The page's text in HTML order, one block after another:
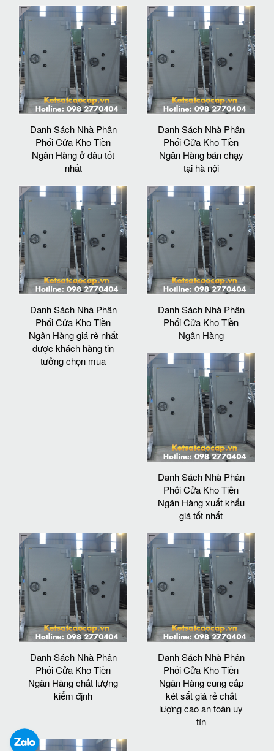
Danh Sách Nhà Phân
Phối Cửa Kho Tiền
Ngân Hàng ở đâu tốt
nhất
Danh Sách Nhà Phân
Phối Cửa Kho Tiền
Ngân Hàng bán chạy
tại hà nội
Danh Sách Nhà Phân
Phối Cửa Kho Tiền
Ngân Hàng giá rẻ nhất
được khách hàng tin
tưởng chọn mua
Danh Sách Nhà Phân
Phối Cửa Kho Tiền
Ngân Hàng
Danh Sách Nhà Phân
Phối Cửa Kho Tiền
Ngân Hàng xuất khẩu
giá tốt nhất
Danh Sách Nhà Phân
Phối Cửa Kho Tiền
Ngân Hàng chất lượng
kiểm định
Danh Sách Nhà Phân
Phối Cửa Kho Tiền
Ngân Hàng cung cấp
két sắt giá rẻ chất
lượng cao an toàn uy
tín